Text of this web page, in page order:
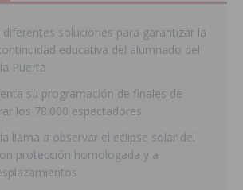
soluciones para garantizar la
educativa del alumnado del
Puerta
su programación de finales de
los 78.000 espectadores
llama a observar el eclipse solar del
protección homologada y a